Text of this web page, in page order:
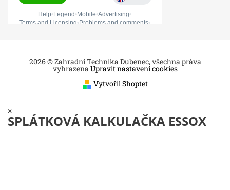
2026 © Zahradní Technika Dubenec, všechna práva
vyhrazenaUpravit nastavení cookies
Vytvořil Shoptet
×
SPLÁTKOVÁ KALKULAČKA ESSOX